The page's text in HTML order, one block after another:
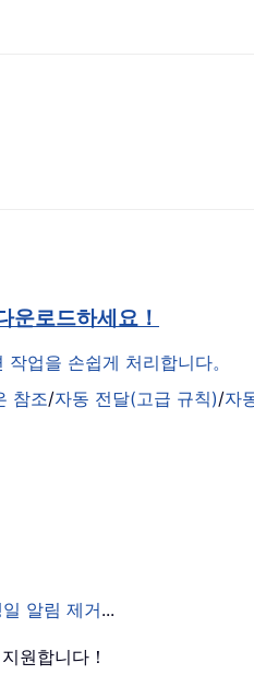
운로드하세요！
업을 손쉽게 처리합니다。
참조/자동 전달(고급 규칙)/자
알림 제거...
원합니다！